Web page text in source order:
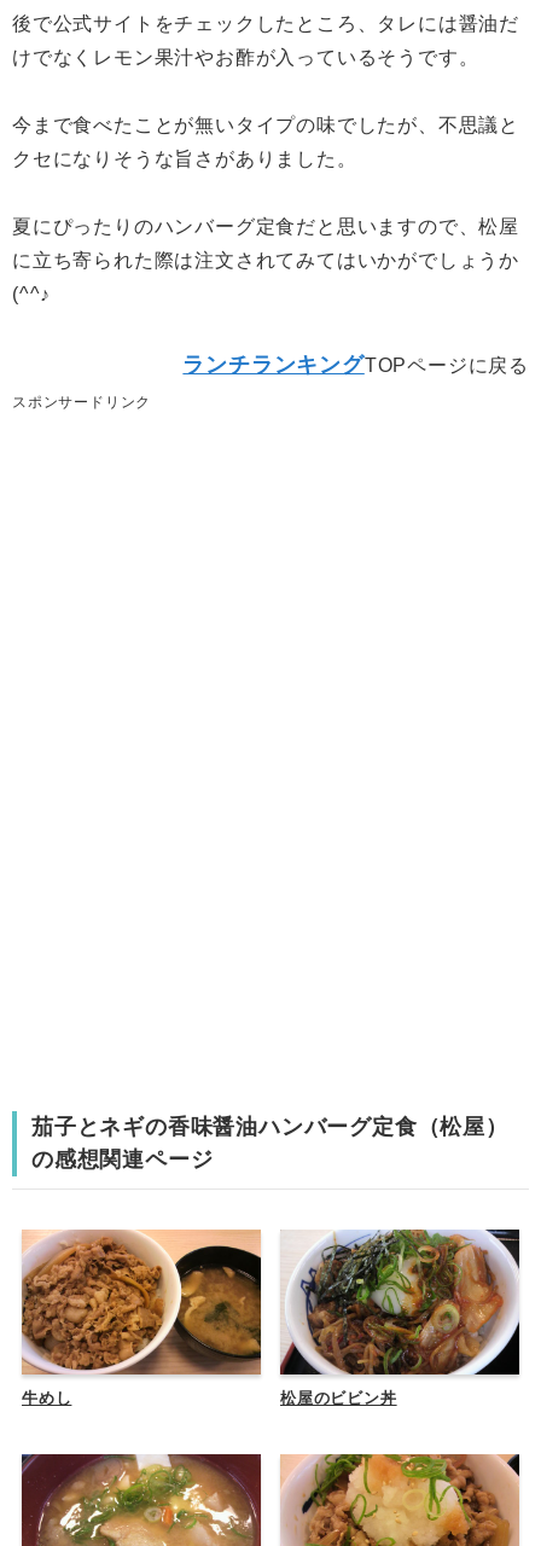
後で公式サイトをチェックしたところ、タレには醤油だ
けでなくレモン果汁やお酢が入っているそうです。
今まで食べたことが無いタイプの味でしたが、不思議と
クセになりそうな旨さがありました。
夏にぴったりのハンバーグ定食だと思いますので、松屋
に立ち寄られた際は注文されてみてはいかがでしょうか
(^^♪
ランチランキングTOPページに戻る
スポンサードリンク
茄子とネギの香味醤油ハンバーグ定食（松屋）
の感想関連ページ
牛めし 松屋のビビン丼